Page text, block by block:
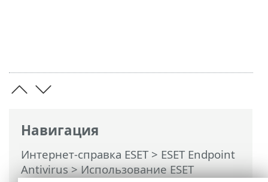
Навигация
Интернет-справка ESET> ESET Endpoint
Antivirus>Использование ESET